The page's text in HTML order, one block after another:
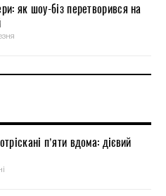
як шоу-біз перетворився на
п’яти вдома: дієвий